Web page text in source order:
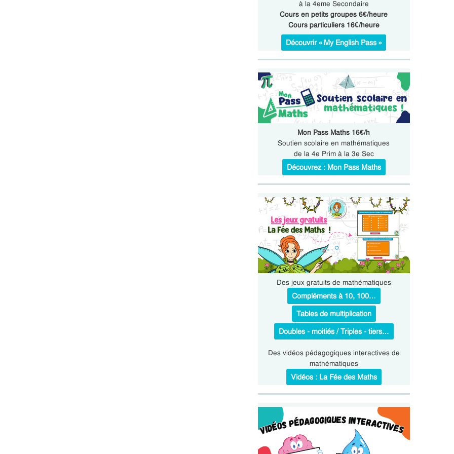
à la 4eme Secondaire
Cours en petits groupes 6€/heure
Cours particuliers 16€/heure
Découvrir « My English Pass »
Mon Pass Maths 16€/h
Soutien scolaire en mathématiques
de la 4e Prim à la 3e Sec
Découvrez : Mon Pass Maths
Des jeux gratuits de mathématiques
Compléments à 10, 100…
Tables de multiplication
Doubles - moitiés / Triples - tiers…
Des vidéos pédagogiques interactives de
mathématiques
Vidéos : La Fée des Maths